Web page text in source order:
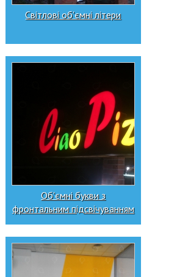
Світлові об'ємні літери
Об'ємні букви з
фронтальним підсвічуванням